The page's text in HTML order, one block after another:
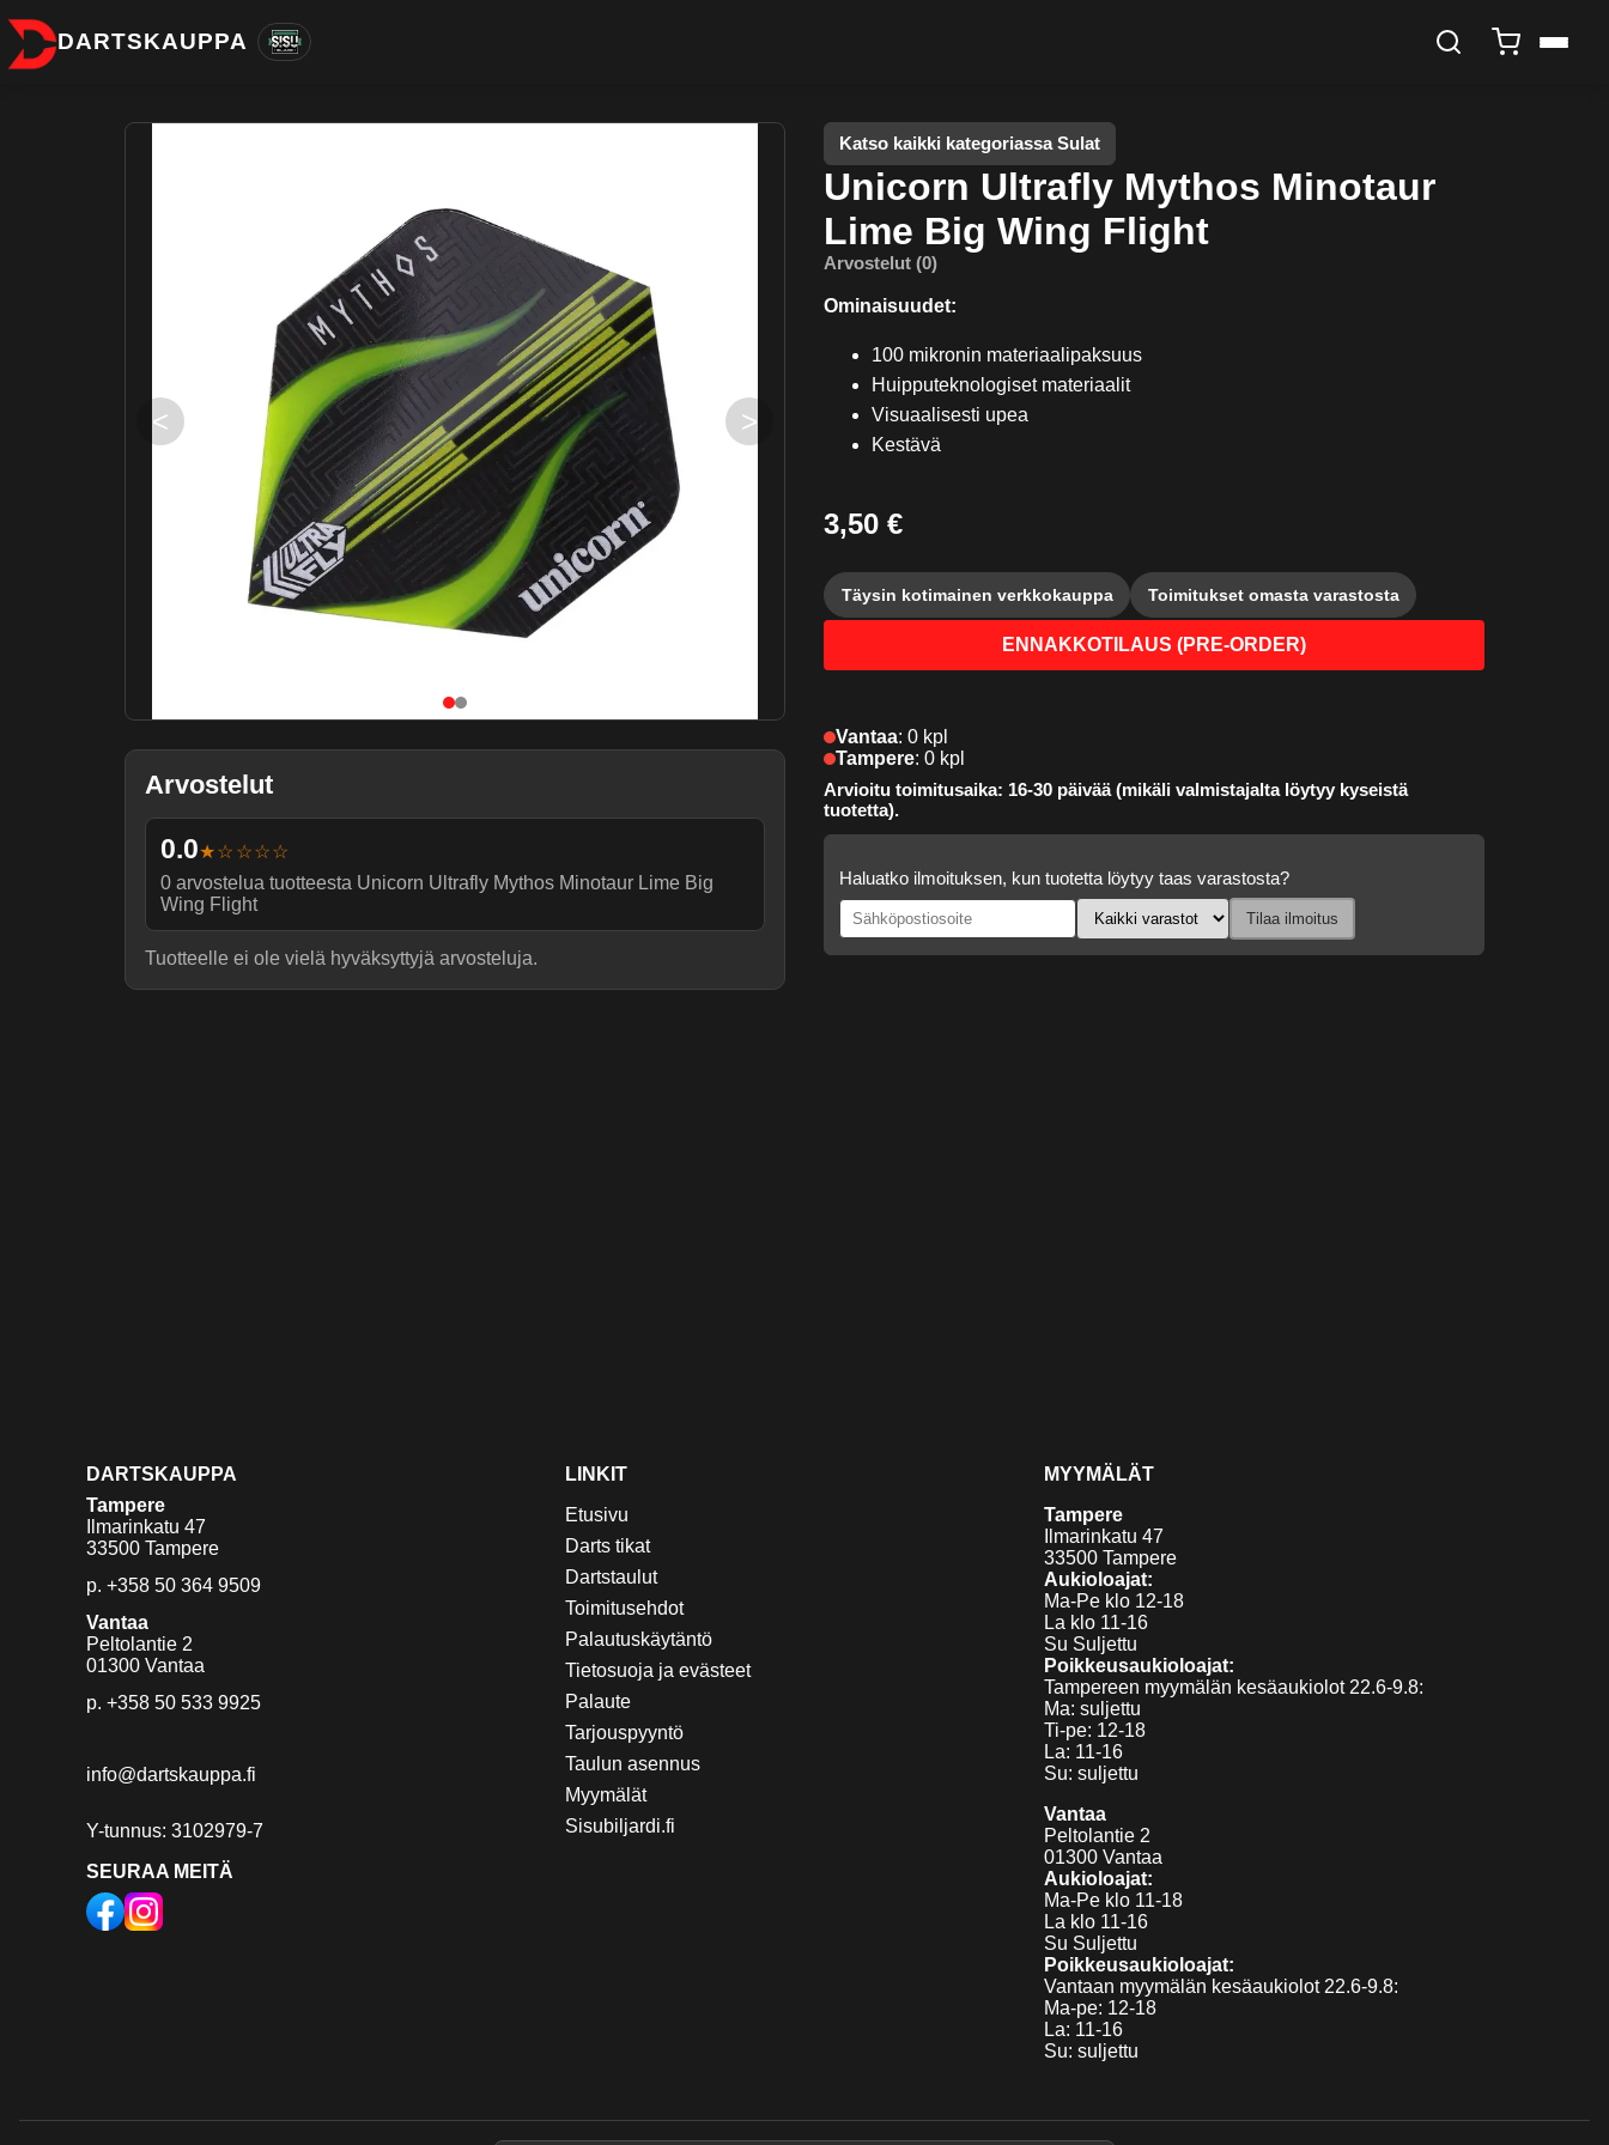
DARTSKAUPPA
< >
Arvostelut
0.0★☆☆☆☆
0 arvostelua tuotteesta Unicorn Ultrafly Mythos Minotaur Lime Big
Wing Flight
Tuotteelle ei ole vielä hyväksyttyjä arvosteluja.
Katso kaikki kategoriassa Sulat
Unicorn Ultrafly Mythos Minotaur
Lime Big Wing Flight
Arvostelut (0)
Ominaisuudet:
100 mikronin materiaalipaksuus
Huipputeknologiset materiaalit
Visuaalisesti upea
Kestävä
3,50 €
Täysin kotimainen verkkokauppa Toimitukset omasta varastosta
ENNAKKOTILAUS (PRE-ORDER)
Vantaa: 0 kpl
Tampere: 0 kpl
Arvioitu toimitusaika: 16-30 päivää (mikäli valmistajalta löytyy kyseistä
tuotetta).
Haluatko ilmoituksen, kun tuotetta löytyy taas varastosta?
Tilaa ilmoitus
DARTSKAUPPA
Tampere
Ilmarinkatu 47
33500 Tampere
p. +358 50 364 9509
Vantaa
Peltolantie 2
01300 Vantaa
p. +358 50 533 9925
info@dartskauppa.fi
Y-tunnus: 3102979-7
SEURAA MEITÄ
LINKIT
Etusivu
Darts tikat
Dartstaulut
Toimitusehdot
Palautuskäytäntö
Tietosuoja ja evästeet
Palaute
Tarjouspyyntö
Taulun asennus
Myymälät
Sisubiljardi.fi
MYYMÄLÄT
Tampere
Ilmarinkatu 47
33500 Tampere
Aukioloajat:
Ma-Pe klo 12-18
La klo 11-16
Su Suljettu
Poikkeusaukioloajat:
Tampereen myymälän kesäaukiolot 22.6-9.8:
Ma: suljettu
Ti-pe: 12-18
La: 11-16
Su: suljettu
Vantaa
Peltolantie 2
01300 Vantaa
Aukioloajat:
Ma-Pe klo 11-18
La klo 11-16
Su Suljettu
Poikkeusaukioloajat:
Vantaan myymälän kesäaukiolot 22.6-9.8:
Ma-pe: 12-18
La: 11-16
Su: suljettu